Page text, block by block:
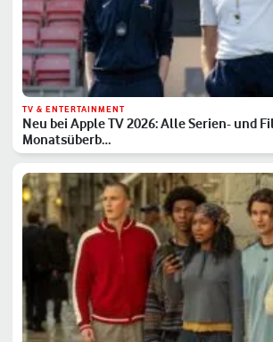
TV & ENTERTAINMENT
Neu bei Apple TV 2026: Alle Serien- und
Monatsüberb…